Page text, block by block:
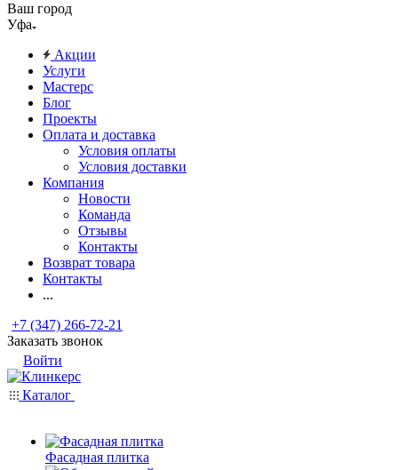
Ваш город
Уфа
Акции
Услуги
Мастерс
Блог
Проекты
Оплата и доставка
Условия оплаты
Условия доставки
Компания
Новости
Команда
Отзывы
Контакты
Возврат товара
Контакты
...
+7 (347) 266-72-21
Заказать звонок
Войти
Каталог
Фасадная плитка